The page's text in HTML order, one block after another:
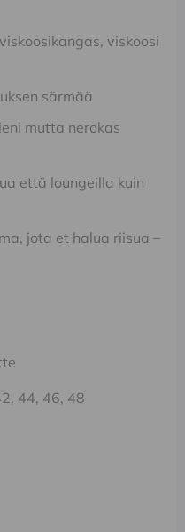
viskoosi
särmää
mutta nerokas
että loungeilla kuin
jota et halua riisua –
44, 46, 48